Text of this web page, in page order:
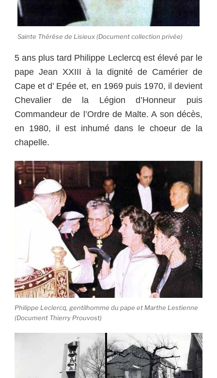
Sainte Thérése de Lisieux (Document collection privée)
5 ans plus tard Philippe Leclercq est élevé par le
pape Jean XXIII à la dignité de Camérier de
Cape et d’ Epée et, en 1969 puis 1970, il devient
Chevalier de la Légion d’Honneur puis
Commandeur de l’Ordre de Malte. A son décès,
en 1980, il est inhumé dans le choeur de la
chapelle.
Philippe Leclercq, gentilhomme du pape et Marthe Lestienne
(Document Thierry Prouvost)